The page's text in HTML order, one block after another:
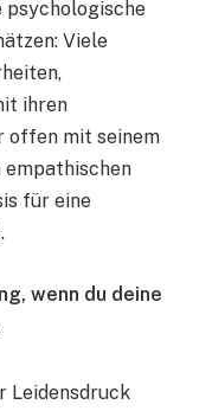
psychologische
Viele
ihren
offen mit seinem
empathischen
für eine
wenn du deine
Leidensdruck